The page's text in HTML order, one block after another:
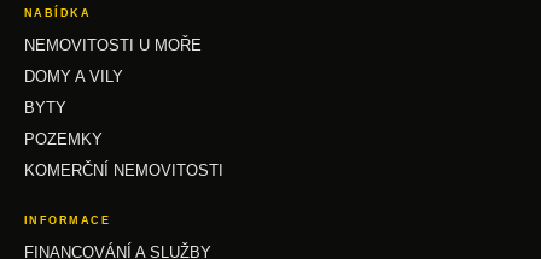
NABÍDKA
NEMOVITOSTI U MOŘE
DOMY A VILY
BYTY
POZEMKY
KOMERČNÍ NEMOVITOSTI
INFORMACE
FINANCOVÁNÍ A SLUŽBY